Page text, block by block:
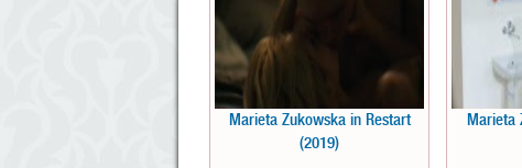
Marieta Zukowska in Restart
(2019)
Marieta